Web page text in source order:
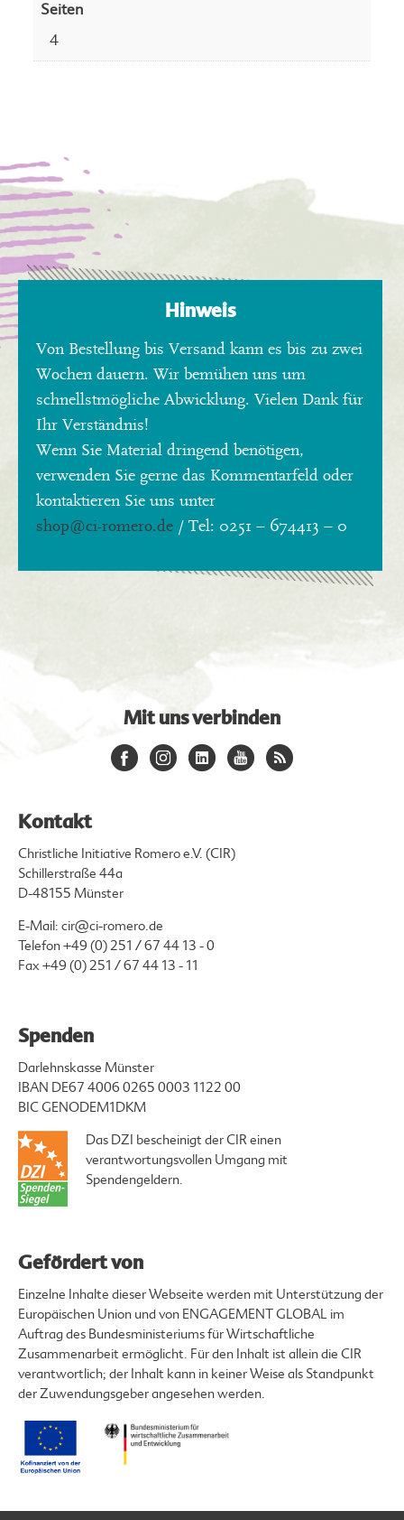
Seiten
4
Hinweis
Von Bestellung bis Versand kann es bis zu zwei
Wochen dauern. Wir bemühen uns um
schnellstmögliche Abwicklung. Vielen Dank für
Ihr Verständnis!
Wenn Sie Material dringend benötigen,
verwenden Sie gerne das Kommentarfeld oder
kontaktieren Sie uns unter
shop@ci-romero.de / Tel: 0251 – 674413 – 0
Mit uns verbinden
Kontakt
Christliche Initiative Romero e.V. (CIR)
Schillerstraße 44a
D-48155 Münster
E-Mail: cir@ci-romero.de
Telefon+49 (0) 251 / 67 44 13 - 0
Fax +49 (0) 251 / 67 44 13 - 11
Spenden
Darlehnskasse Münster
IBAN DE67 4006 0265 0003 1122 00
BIC GENODEM1DKM
Das DZI bescheinigt der CIR einen
verantwortungsvollen Umgang mit
Spendengeldern.
Gefördert von
Einzelne Inhalte dieser Webseite werden mit Unterstützung der
Europäischen Union und von ENGAGEMENT GLOBAL im
Auftrag des Bundesministeriums für Wirtschaftliche
Zusammenarbeit ermöglicht. Für den Inhalt ist allein die CIR
verantwortlich; der Inhalt kann in keiner Weise als Standpunkt
der Zuwendungsgeber angesehen werden.